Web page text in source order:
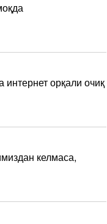
орқали очиқ
келмаса,